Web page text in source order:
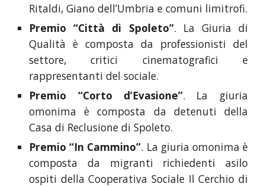
Ritaldi, Giano dell’Umbria e comuni limitrofi.
Premio “Città di Spoleto”. La Giuria di
Qualità è composta da professionisti del
settore, critici cinematografici e
rappresentanti del sociale.
Premio “Corto d’Evasione”. La giuria
omonima è composta da detenuti della
Casa di Reclusione di Spoleto.
Premio “In Cammino”. La giuria omonima è
composta da migranti richiedenti asilo
ospiti della Cooperativa Sociale Il Cerchio di